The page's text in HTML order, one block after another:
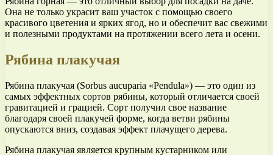
Она не только украсит ваш участок с помощью своего
красивого цветения и ярких ягод, но и обеспечит вас свежими
и полезными продуктами на протяжении всего лета и осени.
Рябина плакучая
Рябина плакучая (Sorbus aucuparia «Pendula») — это один из
самых эффектных сортов рябины, который отличается своей
гравитацией и грацией. Сорт получил свое название
благодаря своей плакучей форме, когда ветви рябины
опускаются вниз, создавая эффект плачущего дерева.
Рябина плакучая является крупным кустарником или